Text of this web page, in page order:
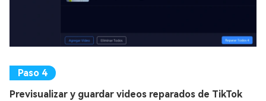
Previsualizar y guardar videos reparados de TikTok